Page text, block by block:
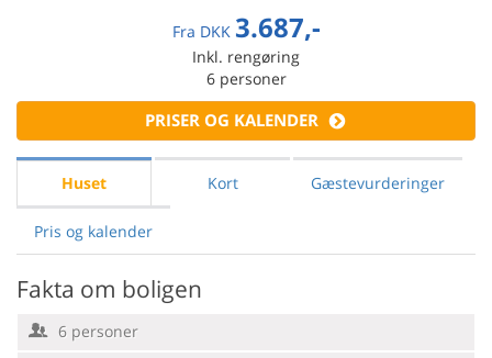
Fra DKK 3.687,-
Inkl. rengøring
6 personer
PRISER OG KALENDER
Huset Kort Gæstevurderinger
Pris og kalender
Fakta om boligen
6 personer